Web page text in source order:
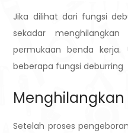
Jika dilihat dari fungsi
sekadar
permukaan benda kerja.
beberapa fungsi deburring
Setelah proses